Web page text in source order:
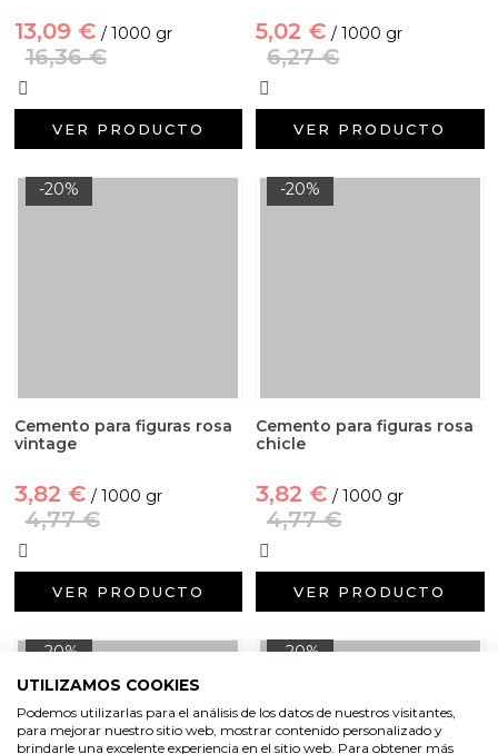
13,09 € / 1000 gr
16,36 €
VER PRODUCTO
5,02 € / 1000 gr
6,27 €
VER PRODUCTO
-20%
Cemento para figuras rosa
vintage
3,82 € / 1000 gr
4,77 €
VER PRODUCTO
-20%
Cemento para figuras rosa
chicle
3,82 € / 1000 gr
4,77 €
VER PRODUCTO
-20% -20%
UTILIZAMOS COOKIES
Podemos utilizarlas para el análisis de los datos de nuestros visitantes,
para mejorar nuestro sitio web, mostrar contenido personalizado y
brindarle una excelente experiencia en el sitio web. Para obtener más